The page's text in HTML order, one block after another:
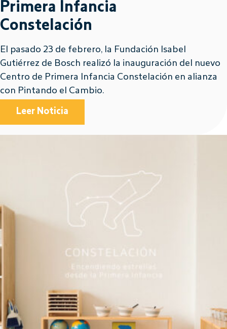
Primera Infancia
Constelación
El pasado 23 de febrero, la Fundación Isabel
Gutiérrez de Bosch realizó la inauguración del nuevo
Centro de Primera Infancia Constelación en alianza
con Pintando el Cambio.
Leer Noticia